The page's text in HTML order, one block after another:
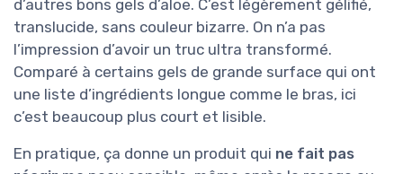
d’autres bons gels d’aloe. C’est légèrement gélifié,
translucide, sans couleur bizarre. On n’a pas
l’impression d’avoir un truc ultra transformé.
Comparé à certains gels de grande surface qui ont
une liste d’ingrédients longue comme le bras, ici
c’est beaucoup plus court et lisible.
En pratique, ça donne un produit qui ne fait pas